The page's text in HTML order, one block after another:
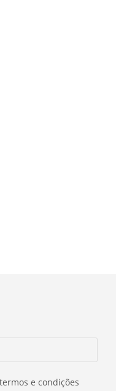
e condições